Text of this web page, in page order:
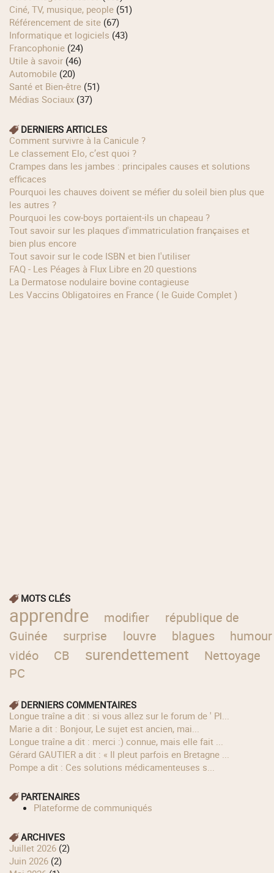
Ciné, TV, musique, people (51)
Référencement de site (67)
Informatique et logiciels (43)
Francophonie (24)
Utile à savoir (46)
Automobile (20)
Santé et Bien-être (51)
Médias Sociaux (37)
DERNIERS ARTICLES
Comment survivre à la Canicule ?
Le classement Elo, c’est quoi ?
Crampes dans les jambes : principales causes et solutions
efficaces
Pourquoi les chauves doivent se méfier du soleil bien plus que
les autres ?
Pourquoi les cow‑boys portaient‑ils un chapeau ?
Tout savoir sur les plaques d'immatriculation françaises et
bien plus encore
Tout savoir sur le code ISBN et bien l'utiliser
FAQ - Les Péages à Flux Libre en 20 questions
La Dermatose nodulaire bovine contagieuse
Les Vaccins Obligatoires en France ( le Guide Complet )
MOTS CLÉS
apprendre modifier
république de
Guinée
surprise louvre blagues
humour
vidéo
CB surendettement
Nettoyage
PC
DERNIERS COMMENTAIRES
longue traîne a dit : si vous allez sur le forum de ' Pl...
Marie a dit : Bonjour, Le sujet est ancien, mai...
longue traîne a dit : merci :) connue, mais elle fait ...
Gérard GAUTIER a dit : « Il pleut parfois en Bretagne ...
Pompe a dit : Ces solutions médicamenteuses s...
PARTENAIRES
Plateforme de communiqués
ARCHIVES
juillet 2026 (2)
juin 2026 (2)